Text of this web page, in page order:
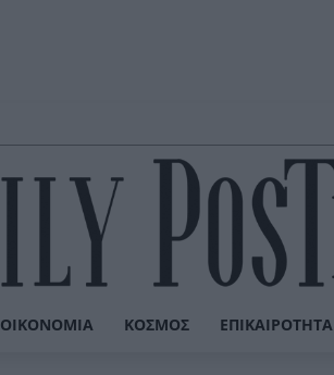
ΟΙΚΟΝΟΜΊΑ ΚΌΣΜΟΣ ΕΠΙΚΑΙΡΌΤΗΤΑ